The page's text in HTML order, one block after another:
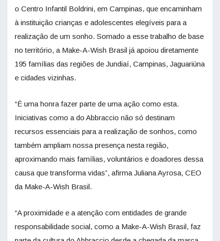
o Centro Infantil Boldrini, em Campinas, que encaminham
à instituição crianças e adolescentes elegíveis para a
realização de um sonho. Somado a esse trabalho de base
no território, a Make-A-Wish Brasil já apoiou diretamente
195 famílias das regiões de Jundiaí, Campinas, Jaguariúna
e cidades vizinhas.
“É uma honra fazer parte de uma ação como esta.
Iniciativas como a do Abbraccio não só destinam
recursos essenciais para a realização de sonhos, como
também ampliam nossa presença nesta região,
aproximando mais famílias, voluntários e doadores dessa
causa que transforma vidas”, afirma Juliana Ayrosa, CEO
da Make-A-Wish Brasil.
“A proximidade e a atenção com entidades de grande
responsabilidade social, como a Make-A-Wish Brasil, faz